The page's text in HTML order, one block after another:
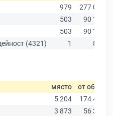
979
277 019
503
90 178
503
90 178
(4321)
1 878
място от общо
5 204
174 403
3 873
56 378